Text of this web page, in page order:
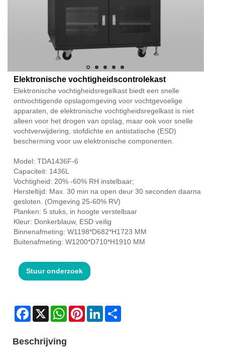
Elektronische vochtigheidscontrolekast
Elektronische vochtigheidsregelkast biedt een snelle
ontvochtigende opslagomgeving voor vochtgevoelige
apparaten, de elektronische vochtigheidsregelkast is niet
alleen voor het drogen van opslag, maar ook voor snelle
vochtverwijdering, stofdichte en antistatische (ESD)
bescherming voor uw elektronische componenten.
Model: TDA1436F-6
Capaciteit: 1436L
Vochtigheid: 20% -60% RH instelbaar;
Hersteltijd: Max. 30 min na open deur 30 seconden daarna
gesloten. (Omgeving 25-60% RV)
Planken: 5 stuks, in hoogte verstelbaar
Kleur: Donkerblauw, ESD veilig
Binnenafmeting: W1198*D682*H1723 MM
Buitenafmeting: W1200*D710*H1910 MM
Stuur onderzoek
Facebook
X WhatsAppPinterestLinkedIn
Beschrijving